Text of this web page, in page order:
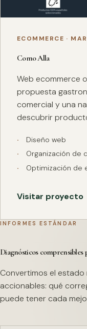
ECOMMERCE ·
Como Alla
Web ecommerce
propuesta
comercial y una
descubrir
Diseño web
Organización de
Optimización de
Visitar proyecto
INFORMES ESTÁNDAR
Diagnósticos comprensibles
Convertimos el
accionables: qué
puede tener cada